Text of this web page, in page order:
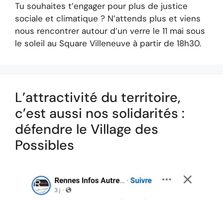
Tu souhaites t’engager pour plus de justice
sociale et climatique ? N’attends plus et viens
nous rencontrer autour d’un verre le 11 mai sous
le soleil au Square Villeneuve à partir de 18h30.
L’attractivité du territoire,
c’est aussi nos solidarités :
défendre le Village des
Possibles